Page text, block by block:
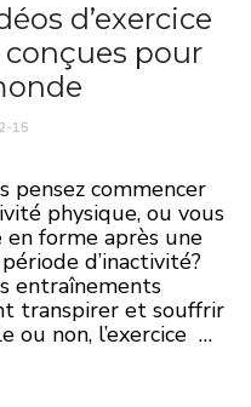
d’exercice
pour
15
pensez commencer
physique, ou vous
forme après une
d’inactivité?
entraînements
transpirer et souffrir
ou non, l’exercice …